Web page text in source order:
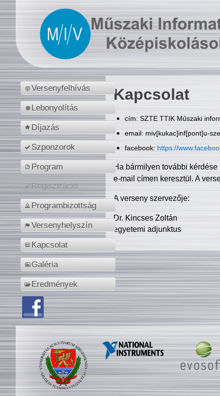
Versenyfelhívás
Lebonyolítás
Díjazás
Szponzorok
Program
Regisztráció
Programbizottság
Versenyhelyszín
Kapcsolat
Galéria
Eredmények
Kapcsolat
cím: SZTE TTIK Műszaki
email: miv[kukac]inf[pont]u-
facebook: https://
Ha bármilyen további
e-mail címen keresztül. A
A verseny szervezője:
Dr. Kincses Zoltán
egyetemi adjunktus